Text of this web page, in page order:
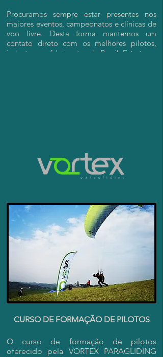
Procuramos sempre estar presentes nos
maiores eventos, campeonatos e clínicas de
voo livre. Desta forma mantemos um
contato direto com os melhores pilotos,
instrutores e fabricantes do Brasil. Esta troca
CURSO DE FORMAÇÃO DE PILOTOS
O curso de formação de pilotos
oferecido pela VORTEX PARAGLIDING